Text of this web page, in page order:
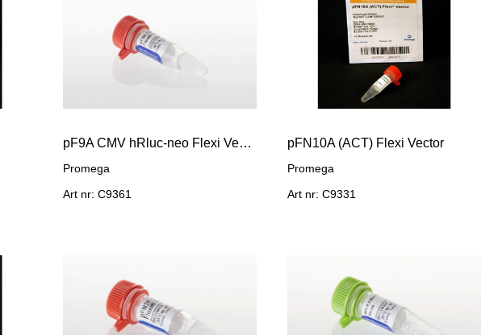
pF9A CMV hRluc-neo Flexi Vector
Promega
Art nr: C9361
pFN10A (ACT) Flexi Vector
Promega
Art nr: C9331